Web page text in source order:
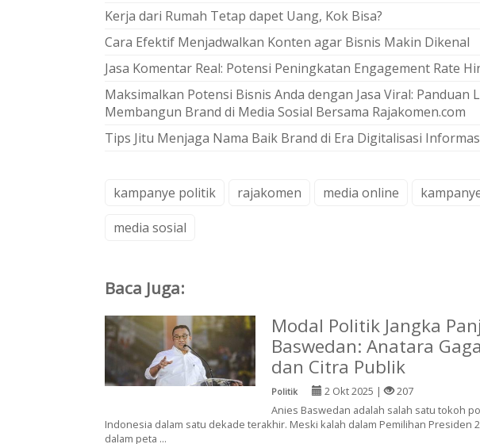
Kerja dari Rumah Tetap dapet Uang, Kok Bisa?
Cara Efektif Menjadwalkan Konten agar Bisnis Makin Dikenal
Jasa Komentar Real: Potensi Peningkatan Engagement Rate
Maksimalkan Potensi Bisnis Anda dengan Jasa Viral: Panduan
Membangun Brand di Media Sosial Bersama Rajakomen.com
Tips Jitu Menjaga Nama Baik Brand di Era Digitalisasi
kampanye politik rajakomen media online
media sosial
Baca Juga:
Modal Politik Jangka
Baswedan: Anatara
dan Citra Publik
Politik 2 Okt 2025 |
207
Anies Baswedan adalah salah satu tokoh
Indonesia dalam satu dekade terakhir. Meski kalah dalam Pemilihan Presiden
dalam peta ...